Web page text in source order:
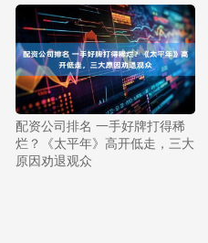
配资公司排名 一手好牌打得稀
烂？《太平年》高开低走，三大
原因劝退观众